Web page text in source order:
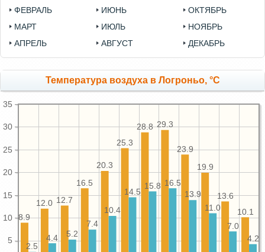
ФЕВРАЛЬ
МАРТ
АПРЕЛЬ
ИЮНЬ
ИЮЛЬ
АВГУСТ
ОКТЯБРЬ
НОЯБРЬ
ДЕКАБРЬ
Температура воздуха в Логроньо, °C
5
10
15
20
25
30
35
10.1
13.6
19.9
23.9
29.3
28.8
25.3
20.3
16.5
12.7
12.0
8.9
4.2
7.0
11.0
13.9
16.5
15.8
14.5
10.4
7.4
5.2
4.4
2.5